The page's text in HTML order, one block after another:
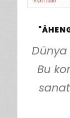
Dünya
Bu